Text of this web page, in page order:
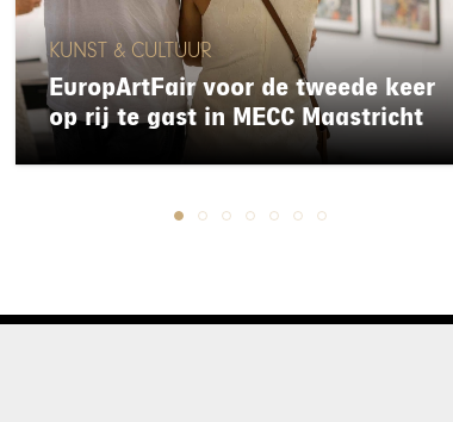
KUNST & CULTUUR
EuropArtFair voor de tweede keer
op rij te gast in MECC Maastricht